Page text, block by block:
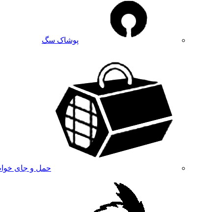
پوشاک سگ
حمل و جای